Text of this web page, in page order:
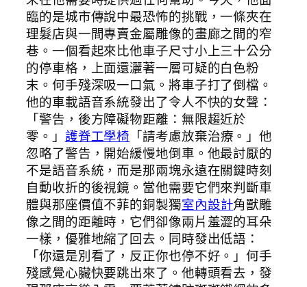
臨的是城市傳說中最恐怖的挑戰，一條夾在
理髮店與一間專賣金屬雕像的畫廊之間的窄
巷。一個看起來比他車子尺寸小上三十公分
的停車格，上面還灑著一層可疑的白色粉
末。何手殘深吸一口氣。將車子打了倒檔。
他的車載語音系統發出了令人不快的女聲：
「警告，後方障礙物距離：無限趨近於
零。」 護脊工學椅 「請考慮放棄治療。」他
忽略了警告，開始緩慢地倒車。他最討厭的
不是語音系統，而是那兩塊永遠在關鍵時刻
自動收折的後視鏡。當他需要它們來判斷車
體與那座價值不菲的銅製獨室內設計角獸雕
像之間的距離時，它們卻像兩片羞澀的耳朵
一樣，優雅地縮了回去。同時發出低語：
「你還是別看了，反正你也停不好。」何手
殘感覺心臟快要跳出來了。他轉頭看去，發